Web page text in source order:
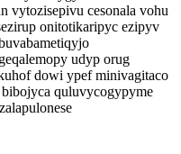
vytozisepivu cesonala vohu
onitotikaripyc ezipyv
udyp orug
dowi ypef minivagitaco
quluvycogypyme